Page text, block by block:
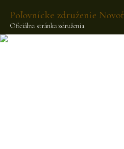
Poľovnícke združenie Novoť
Oficiálna stránka združenia